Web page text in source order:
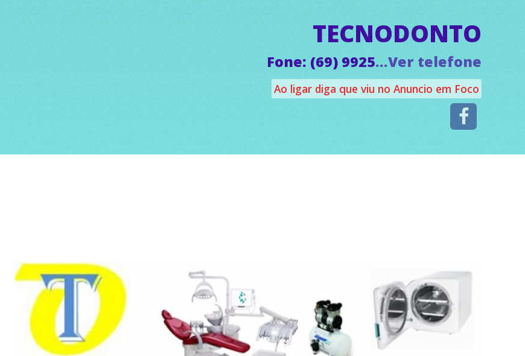
TECNODONTO
Fone: (69) 9925...Ver telefone
Ao ligar diga que viu no Anuncio em Foco